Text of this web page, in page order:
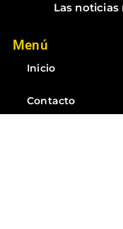
Las noticias
Menú
Inicio
Contacto